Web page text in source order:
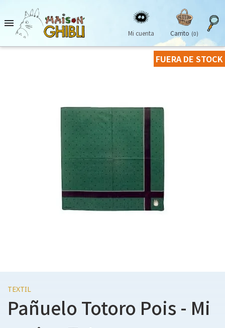

Mi cuenta Carrito (0)
FUERA DE STOCK
TEXTIL
Pañuelo Totoro Pois - Mi